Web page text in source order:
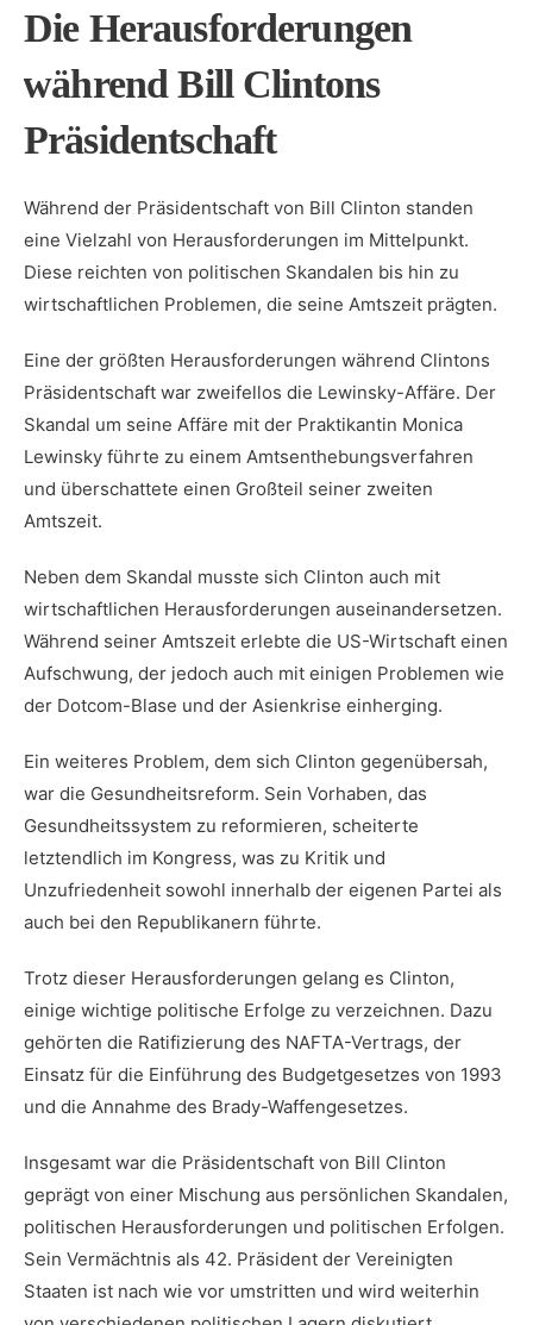
Die Herausforderungen
⁤während Bill Clintons
Präsidentschaft
Während der Präsidentschaft von ‍Bill Clinton standen
eine⁢ Vielzahl von⁤ Herausforderungen im Mittelpunkt.
Diese reichten von politischen ‍Skandalen ⁢bis hin​ zu
wirtschaftlichen Problemen, die⁢ seine ​Amtszeit prägten.
Eine‌ der größten ⁤Herausforderungen während Clintons
Präsidentschaft war zweifellos die⁢ Lewinsky-Affäre.⁢ Der⁣
Skandal um seine Affäre mit ⁢der Praktikantin ⁢Monica
Lewinsky führte zu einem Amtsenthebungsverfahren
und ‍überschattete ‌einen Großteil ⁤seiner zweiten
‍Amtszeit.
Neben dem Skandal musste sich ⁤Clinton auch mit
wirtschaftlichen Herausforderungen auseinandersetzen.
Während ‌seiner Amtszeit erlebte die US-Wirtschaft einen
Aufschwung, der⁣ jedoch auch⁤ mit ⁢einigen Problemen ⁢wie
der ⁣Dotcom-Blase‌ und der Asienkrise‌ einherging.
Ein weiteres Problem, dem sich⁤ Clinton⁢ gegenübersah,
⁣war die Gesundheitsreform. Sein Vorhaben, ‍das
Gesundheitssystem ⁣zu reformieren, ⁣scheiterte
letztendlich im Kongress,​ was​ zu‍ Kritik und​
Unzufriedenheit ‌sowohl innerhalb der eigenen Partei als‌
auch bei den Republikanern führte.
Trotz ⁤dieser ‌Herausforderungen gelang ‍es‌ Clinton,​
einige ⁤wichtige‍ politische Erfolge zu verzeichnen. Dazu
gehörten die ⁢Ratifizierung des NAFTA-Vertrags, der
Einsatz​ für ⁤die Einführung des Budgetgesetzes von 1993
und‍ die ⁣Annahme des Brady-Waffengesetzes.
Insgesamt war die Präsidentschaft von Bill​ Clinton
geprägt von einer Mischung ‌aus persönlichen Skandalen,
​politischen ‌Herausforderungen und ⁣politischen Erfolgen.
⁤Sein ‍Vermächtnis als⁣ 42. Präsident ​der Vereinigten
Staaten ist nach wie vor umstritten und ⁤wird‍ weiterhin